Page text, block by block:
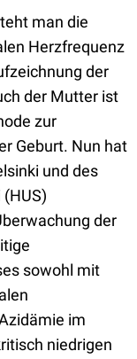
man die
Herzfrequenz
der
der Mutter ist
zur
Geburt. Nun hat
und des
der
sowohl mit
im
niedrigen